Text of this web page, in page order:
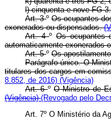
l) cinquenta e nove FG-
Art. 3ºOs ocupantes
exonerados ou dispensados.
Art. 4ºOs ocupantes
automaticamente exonerados
Art. 5º Os
Parágrafo único. O
titulares dos cargos em
8.852, de 2016) (Vigência)
Art. 6º O Ministro de
(Vigência)(Revogado pelo
Art. 7º O Ministério da